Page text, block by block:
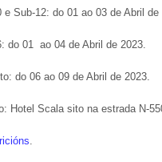
e Sub-12: do 01 ao 03 de Abril de
do 01 ao 04 de Abril de 2023.
do 06 ao 09 de Abril de 2023.
Hotel Scala sito na estrada N-
.